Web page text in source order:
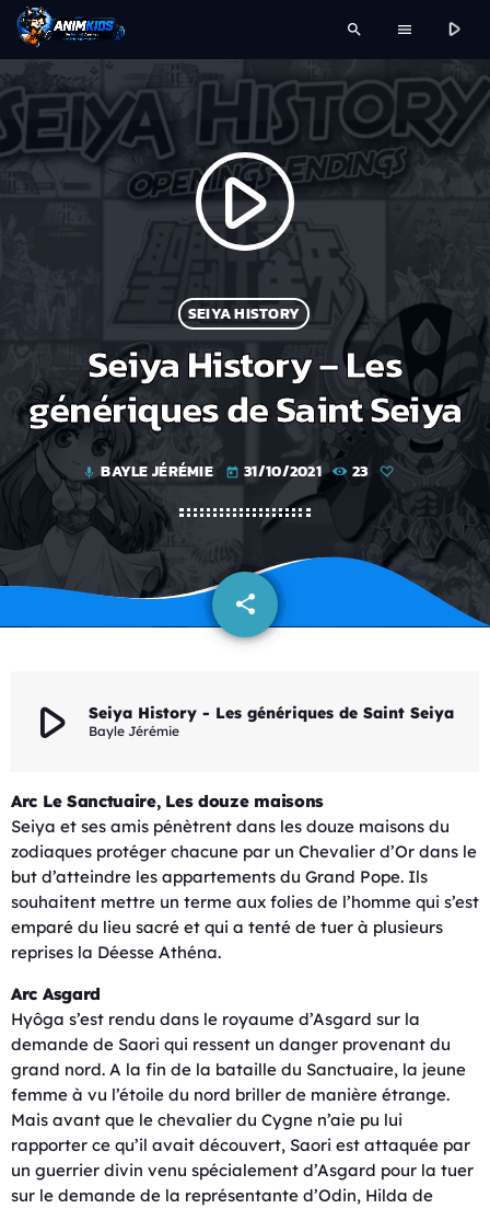
search menu play_arrow
play_arrow
SEIYA HISTORY
Seiya History – Les
génériques de Saint Seiya
mic BAYLE JÉRÉMIE today 31/10/2021 23
share
email
play_arrow Seiya History - Les génériques de Saint Seiya
Bayle Jérémie
Arc Le Sanctuaire, Les douze maisons
Seiya et ses amis pénètrent dans les douze maisons du
zodiaques protéger chacune par un Chevalier d’Or dans le
but d’atteindre les appartements du Grand Pope. Ils
souhaitent mettre un terme aux folies de l’homme qui s’est
emparé du lieu sacré et qui a tenté de tuer à plusieurs
reprises la Déesse Athéna.
Arc Asgard
Hyôga s’est rendu dans le royaume d’Asgard sur la
demande de Saori qui ressent un danger provenant du
grand nord. A la fin de la bataille du Sanctuaire, la jeune
femme à vu l’étoile du nord briller de manière étrange.
Mais avant que le chevalier du Cygne n’aie pu lui
rapporter ce qu’il avait découvert, Saori est attaquée par
un guerrier divin venu spécialement d’Asgard pour la tuer
sur le demande de la représentante d’Odin, Hilda de